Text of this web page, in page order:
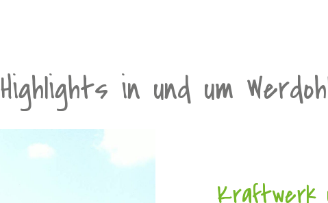
Highlights in und um
Kraftwerk